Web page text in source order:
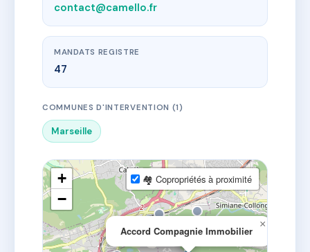
contact@camello.fr
MANDATS REGISTRE
47
COMMUNES D'INTERVENTION (1)
Marseille
Accord Compagnie Immobilier
×
+
−
🏘 Copropriétés à proximité